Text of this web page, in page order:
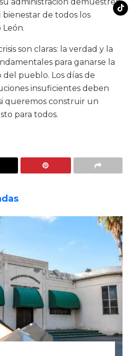
administración demuestren
de todos los
son claras: la verdad y la
para ganarse la
pueblo. Los días de
insuficientes deben
queremos construir un
para todos.